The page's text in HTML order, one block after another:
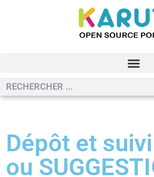
Dépôt et
ou